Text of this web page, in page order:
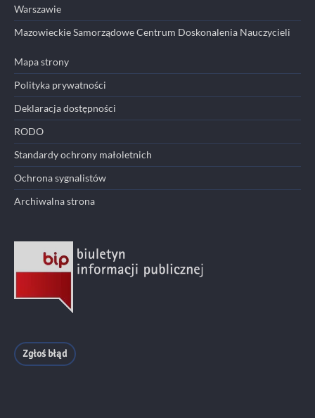
Warszawie
Mazowieckie Samorządowe Centrum Doskonalenia Nauczycieli
Mapa strony
Polityka prywatności
Deklaracja dostępności
RODO
Standardy ochrony małoletnich
Ochrona sygnalistów
Archiwalna strona
Zgłoś błąd